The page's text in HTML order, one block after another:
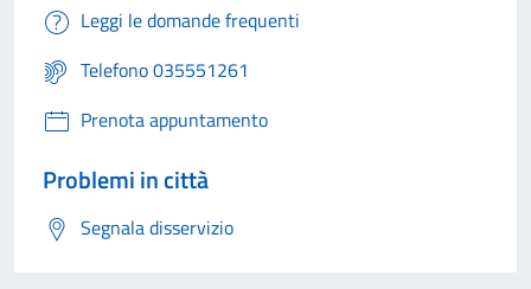
Leggi le domande frequenti
Telefono 035551261
Prenota appuntamento
Problemi in città
Segnala disservizio